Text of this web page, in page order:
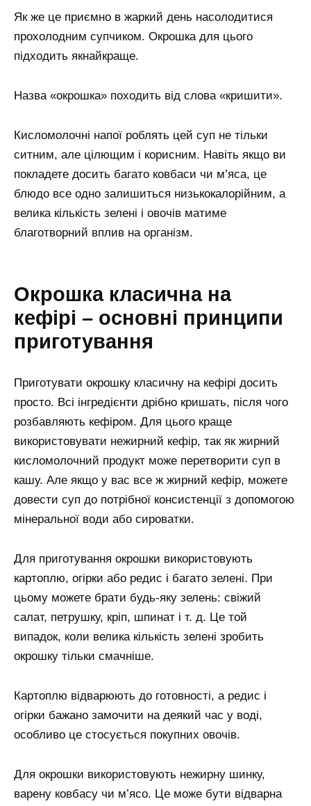
Як же це приємно в жаркий день насолодитися
прохолодним супчиком. Окрошка для цього
підходить якнайкраще.
Назва «окрошка» походить від слова «кришити».
Кисломолочні напої роблять цей суп не тільки
ситним, але цілющим і корисним. Навіть якщо ви
покладете досить багато ковбаси чи м’яса, це
блюдо все одно залишиться низькокалорійним, а
велика кількість зелені і овочів матиме
благотворний вплив на організм.
Окрошка класична на
кефірі – основні принципи
приготування
Приготувати окрошку класичну на кефірі досить
просто. Всі інгредієнти дрібно кришать, після чого
розбавляють кефіром. Для цього краще
використовувати нежирний кефір, так як жирний
кисломолочний продукт може перетворити суп в
кашу. Але якщо у вас все ж жирний кефір, можете
довести суп до потрібної консистенції з допомогою
мінеральної води або сироватки.
Для приготування окрошки використовують
картоплю, огірки або редис і багато зелені. При
цьому можете брати будь-яку зелень: свіжий
салат, петрушку, кріп, шпинат і т. д. Це той
випадок, коли велика кількість зелені зробить
окрошку тільки смачніше.
Картоплю відварюють до готовності, а редис і
огірки бажано замочити на деякий час у воді,
особливо це стосується покупних овочів.
Для окрошки використовують нежирну шинку,
варену ковбасу чи м’ясо. Це може бути відварна